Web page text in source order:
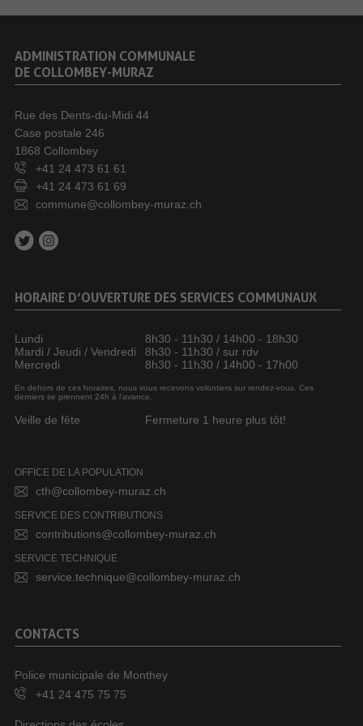
ADMINISTRATION COMMUNALE
DE COLLOMBEY-MURAZ
Rue des Dents-du-Midi 44
Case postale 246
1868 Collombey
+41 24 473 61 61
+41 24 473 61 69
commune@collombey-muraz.ch
HORAIRE D’OUVERTURE DES SERVICES COMMUNAUX
Lundi
8h30 - 11h30 / 14h00 - 18h30
Mardi / Jeudi / Vendredi
8h30 - 11h30 / sur rdv
Mercredi
8h30 - 11h30 / 14h00 - 17h00
En dehors de ces horaires, nous vous recevons volontiers sur rendez-vous. Ces
derniers se prennent 24h à l’avance.
Veille de fête Fermeture 1 heure plus tôt!
OFFICE DE LA POPULATION
cth@collombey-muraz.ch
SERVICE DES CONTRIBUTIONS
contributions@collombey-muraz.ch
SERVICE TECHNIQUE
service.technique@collombey-muraz.ch
CONTACTS
Police municipale de Monthey
+41 24 475 75 75